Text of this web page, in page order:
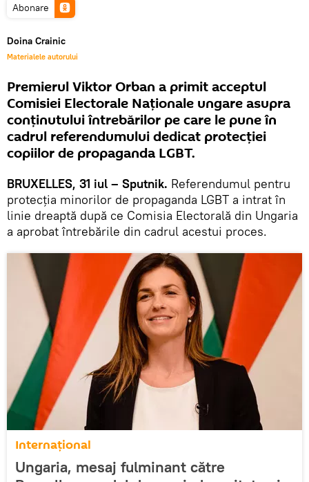
Abonare
Doina Crainic
Materialele autorului
Premierul Viktor Orban a primit acceptul
Comisiei Electorale Naţionale ungare asupra
conţinutului întrebărilor pe care le pune în
cadrul referendumului dedicat protecției
copiilor de propaganda LGBT.
BRUXELLES, 31 iul – Sputnik. Referendumul pentru
protecția minorilor de propaganda LGBT a intrat în
linie dreaptă după ce Comisia Electorală din Ungaria
a aprobat întrebările din cadrul acestui proces.
Internaţional
Ungaria, mesaj fulminant către